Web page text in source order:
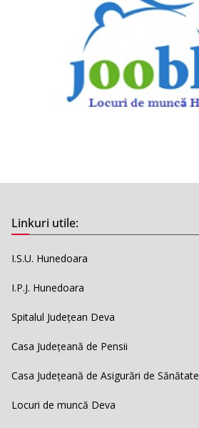
Linkuri utile:
I.S.U. Hunedoara
I.P.J. Hunedoara
Spitalul Județean Deva
Casa Județeană de Pensii
Casa Județeană de Asigurări de Sănătate
Locuri de muncă Deva